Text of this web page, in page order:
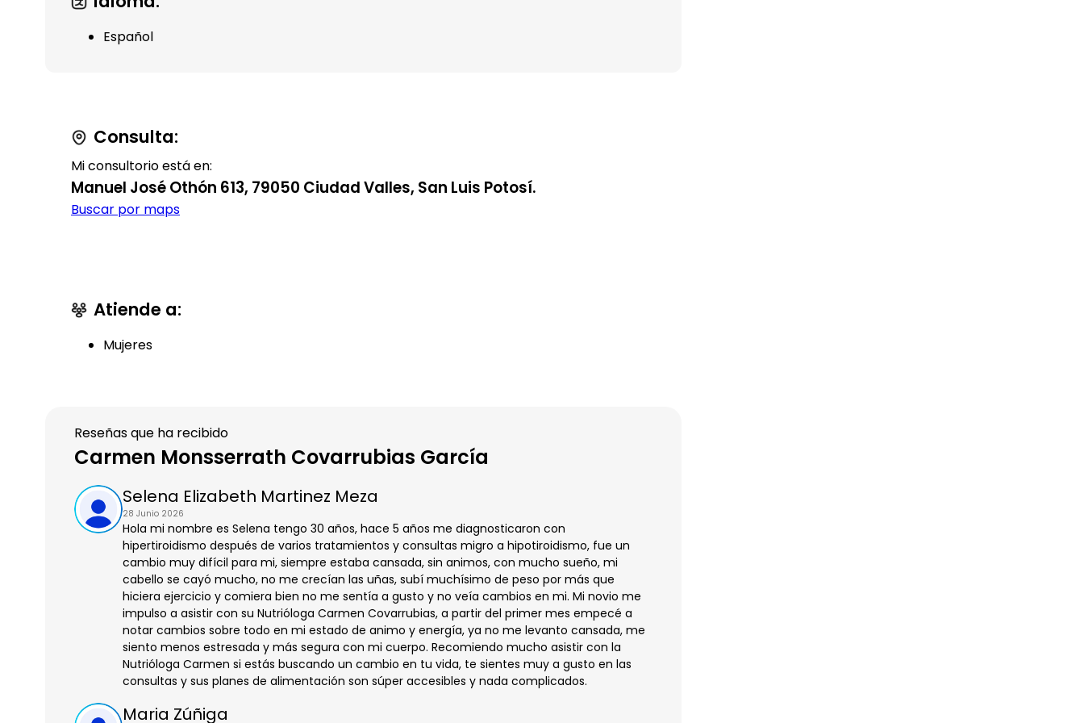
Español
Consulta:
Mi consultorio está en:
Manuel José Othón 613, 79050 Ciudad Valles, San Luis Potosí.
Buscar por maps
Atiende a:
Mujeres
Reseñas que ha recibido
Carmen Monsserrath Covarrubias García
Selena Elizabeth Martinez Meza
28 Junio 2026
Hola mi nombre es Selena tengo 30 años, hace 5 años me diagnosticaron con
hipertiroidismo después de varios tratamientos y consultas migro a hipotiroidismo, fue un
cambio muy difícil para mi, siempre estaba cansada, sin animos, con mucho sueño, mi
cabello se cayó mucho, no me crecían las uñas, subí muchísimo de peso por más que
hiciera ejercicio y comiera bien no me sentía a gusto y no veía cambios en mi. Mi novio me
impulso a asistir con su Nutrióloga Carmen Covarrubias, a partir del primer mes empecé a
notar cambios sobre todo en mi estado de animo y energía, ya no me levanto cansada, me
siento menos estresada y más segura con mi cuerpo. Recomiendo mucho asistir con la
Nutrióloga Carmen si estás buscando un cambio en tu vida, te sientes muy a gusto en las
consultas y sus planes de alimentación son súper accesibles y nada complicados.
Maria Zúñiga